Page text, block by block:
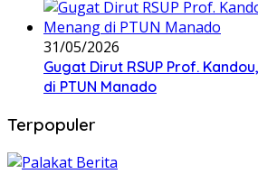
31/05/2026
Gugat Dirut RSUP Prof.
di PTUN Manado
Terpopuler